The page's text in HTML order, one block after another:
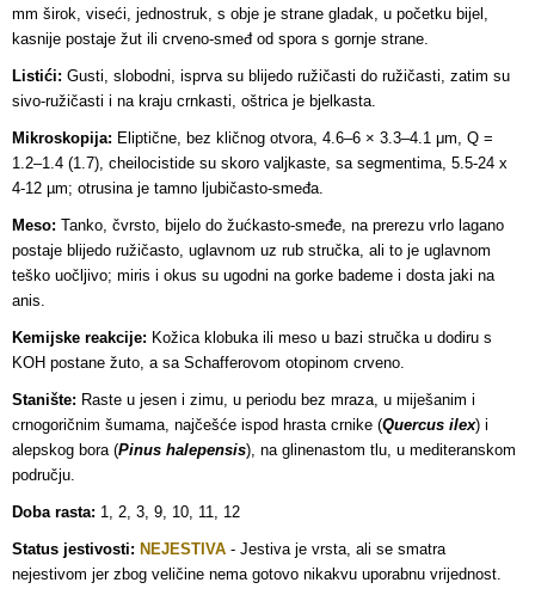
mm širok, viseći, jednostruk, s obje je strane gladak, u početku bijel,
kasnije postaje žut ili crveno-smeđ od spora s gornje strane.
Listići: Gusti, slobodni, isprva su blijedo ružičasti do ružičasti, zatim su
sivo-ružičasti i na kraju crnkasti, oštrica je bjelkasta.
Mikroskopija: Eliptične, bez kličnog otvora, 4.6–6 × 3.3–4.1 μm, Q =
1.2–1.4 (1.7), cheilocistide su skoro valjkaste, sa segmentima, 5.5-24 x
4-12 µm; otrusina je tamno ljubičasto-smeđa.
Meso: Tanko, čvrsto, bijelo do žućkasto-smeđe, na prerezu vrlo lagano
postaje blijedo ružičasto, uglavnom uz rub stručka, ali to je uglavnom
teško uočljivo; miris i okus su ugodni na gorke bademe i dosta jaki na
anis.
Kemijske reakcije: Kožica klobuka ili meso u bazi stručka u dodiru s
KOH postane žuto, a sa Schafferovom otopinom crveno.
Stanište: Raste u jesen i zimu, u periodu bez mraza, u miješanim i
crnogoričnim šumama, najčešće ispod hrasta crnike (Quercus ilex) i
alepskog bora (Pinus halepensis), na glinenastom tlu, u mediteranskom
području.
Doba rasta: 1, 2, 3, 9, 10, 11, 12
Status jestivosti: NEJESTIVA - Jestiva je vrsta, ali se smatra
nejestivom jer zbog veličine nema gotovo nikakvu uporabnu vrijednost.